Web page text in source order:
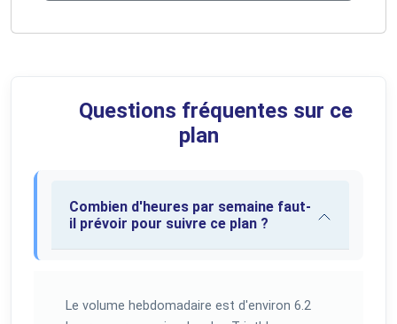
Questions fréquentes sur ce
plan
Combien d'heures par semaine faut-
il prévoir pour suivre ce plan ?
Le volume hebdomadaire est d'environ 6.2